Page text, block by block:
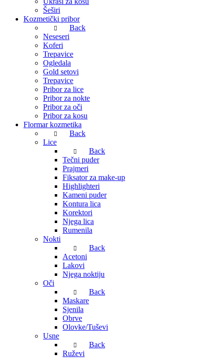
Šeširi
Kozmetički pribor
Back
Neseseri
Koferi
Trepavice
Ogledala
Gold setovi
Trepavice
Pribor za lice
Pribor za nokte
Pribor za oči
Pribor za kosu
Flormar kozmetika
Back
Lice
Back
Tečni puder
Prajmeri
Fiksator za make-up
Highlighteri
Kameni puder
Kontura lica
Korektori
Njega lica
Rumenila
Nokti
Back
Acetoni
Lakovi
Njega noktiju
Oči
Back
Maskare
Sjenila
Obrve
Olovke/Tuševi
Usne
Back
Ruževi